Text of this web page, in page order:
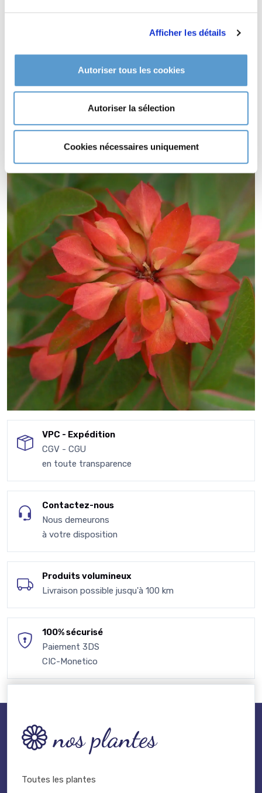
Afficher les détails
Autoriser tous les cookies
Autoriser la sélection
Cookies nécessaires uniquement
Entretien deEUPHORBIA griffithii
tiges sèches en fin d'hiver.
Type de sol deEUPHORBIA griffithii
tout type de sol drainé.
EUPHORBIA griffithii 'Fireglow' supporte le climat maritime.
EUPHORBIA griffithii 'Fireglow' supporte le vent.
VPC - Expédition
CGV - CGU
en toute transparence
Contactez-nous
Nous demeurons
à votre disposition
Produits volumineux
Livraison possible jusqu'à 100 km
100% sécurisé
Paiement 3DS
CIC-Monetico
nos plantes
Toutes les plantes